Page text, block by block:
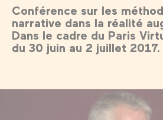
Conférence sur les
narrative dans la réalité
Dans le cadre du Paris
du 30 juin au 2 juillet 2017.